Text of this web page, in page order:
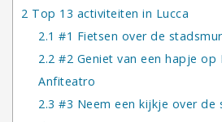
2 Top 13 activiteiten in Lucca
2.1 #1 Fietsen over de
2.2 #2 Geniet van een hapje op
Anfiteatro
2.3 #3 Neem een kijkje over de